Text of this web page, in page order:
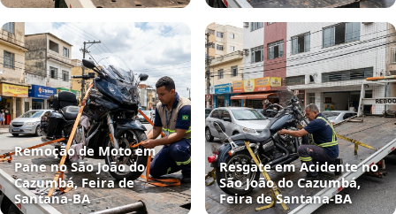
Remoção de Moto em
Pane no São João do
Cazumbá, Feira de
Santana‑BA
Resgate em Acidente no
São João do Cazumbá,
Feira de Santana‑BA